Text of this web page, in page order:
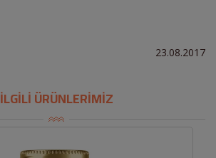
23.08.2017
İLGİLİ ÜRÜNLERİMİZ